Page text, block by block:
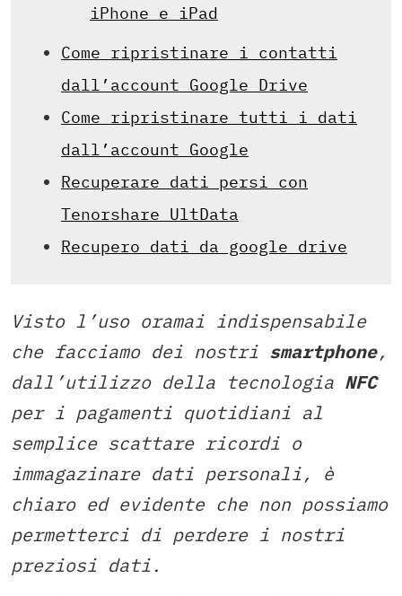
iPhone e iPad
Come ripristinare i contatti
dall’account Google Drive
Come ripristinare tutti i dati
dall’account Google
Recuperare dati persi con
Tenorshare UltData
Recupero dati da google drive
Visto l’uso oramai indispensabile
che facciamo dei nostri smartphone,
dall’utilizzo della tecnologia NFC
per i pagamenti quotidiani al
semplice scattare ricordi o
immagazinare dati personali, è
chiaro ed evidente che non possiamo
permetterci di perdere i nostri
preziosi dati.